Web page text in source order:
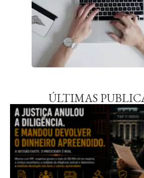
ÚLTIMAS